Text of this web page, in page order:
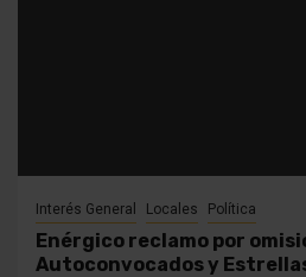
Interés General Locales Política
Enérgico reclamo por
Autoconvocados y